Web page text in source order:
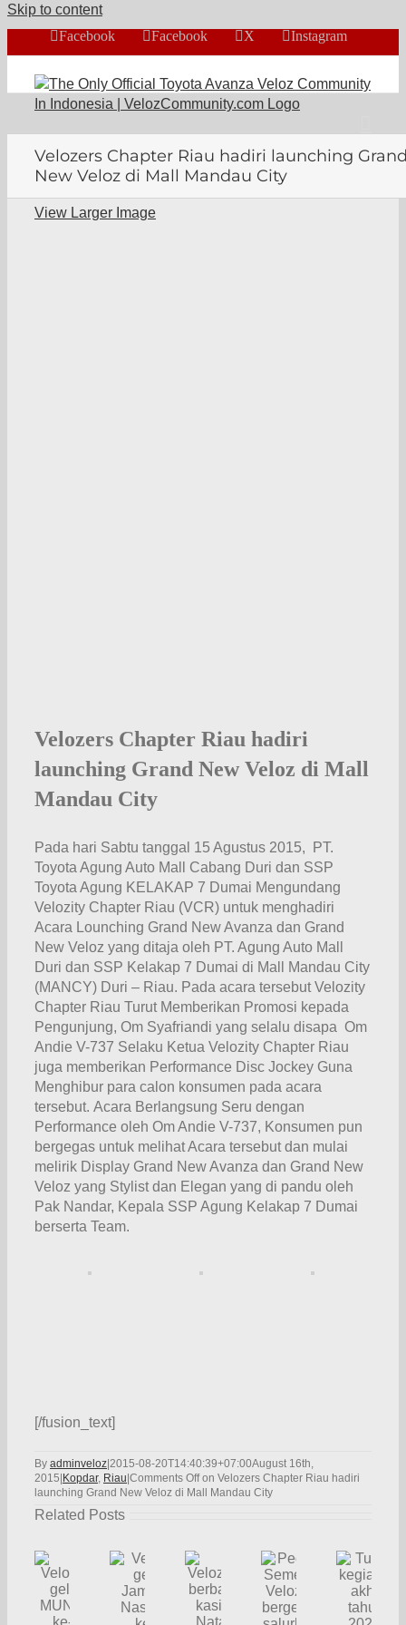
Skip to content
Facebook
Facebook X Instagram
Velozers Chapter Riau hadiri launching
New Veloz di Mall Mandau City
View Larger Image
Velozers Chapter Riau hadiri
launching Grand New Veloz di Mall
Mandau City
Pada hari Sabtu tanggal 15 Agustus 2015, PT.
Toyota Agung Auto Mall Cabang Duri dan SSP
Toyota Agung KELAKAP 7 Dumai Mengundang
Velozity Chapter Riau (VCR) untuk menghadiri
Acara Lounching Grand New Avanza dan Grand
New Veloz yang ditaja oleh PT. Agung Auto Mall
Duri dan SSP Kelakap 7 Dumai di Mall Mandau City
(MANCY) Duri – Riau. Pada acara tersebut Velozity
Chapter Riau Turut Memberikan Promosi kepada
Pengunjung, Om Syafriandi yang selalu disapa Om
Andie V-737 Selaku Ketua Velozity Chapter Riau
juga memberikan Performance Disc Jockey Guna
Menghibur para calon konsumen pada acara
tersebut. Acara Berlangsung Seru dengan
Performance oleh Om Andie V-737, Konsumen pun
bergegas untuk melihat Acara tersebut dan mulai
melirik Display Grand New Avanza dan Grand New
Veloz yang Stylist dan Elegan yang di pandu oleh
Pak Nandar, Kepala SSP Agung Kelakap 7 Dumai
berserta Team.
[/fusion_text]
By adminveloz 2015-08-20T14:40:39+07:00August 16th,
2015 Kopdar, Riau Comments Offon Velozers Chapter Riau hadiri
launching Grand New Veloz di Mall Mandau City
Related Posts
Velozity
Velozity
Jambore
Nasional
Velozity
Peduli
Semeru,
Tutup
kegiatan